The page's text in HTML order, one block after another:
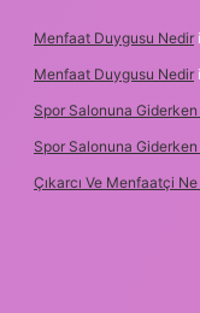
Menfaat Duygusu Nedir
Menfaat Duygusu Nedir
Spor Salonuna
Spor Salonuna
Çıkarcı Ve Menfaatçi